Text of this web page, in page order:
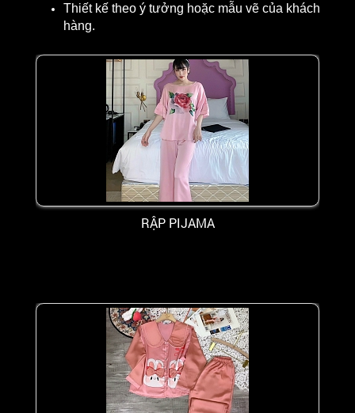
Thiết kế theo ý tưởng hoặc mẫu vẽ của khách
hàng.
RẬP PIJAMA